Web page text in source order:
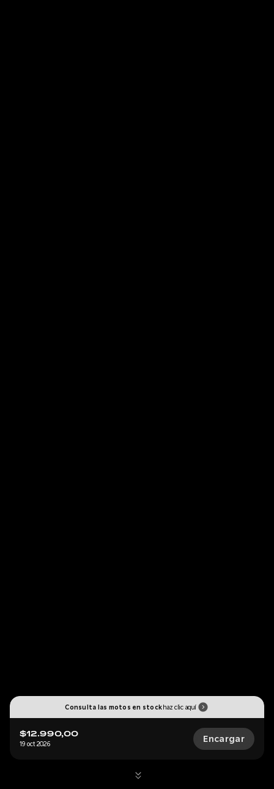
Consulta las motos en stockhaz clic aquí
$12.990,00
19 oct 2026 Encargar